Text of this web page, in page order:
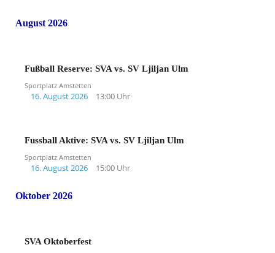
August 2026
Fußball Reserve: SVA vs. SV Ljiljan Ulm
Sportplatz Amstetten
16. August 2026 13:00 Uhr
Fussball Aktive: SVA vs. SV Ljiljan Ulm
Sportplatz Amstetten
16. August 2026 15:00 Uhr
Oktober 2026
SVA Oktoberfest